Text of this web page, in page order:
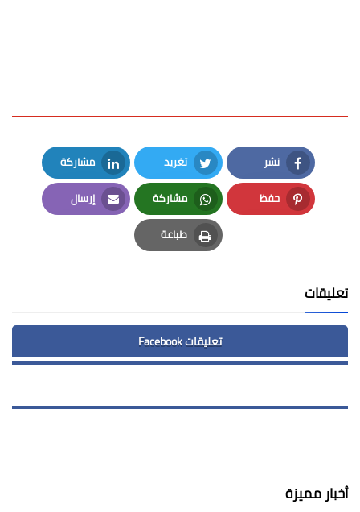
نشر
Facebook
تغريد
Twitter
مشاركة
LinkedIn
حفظ
Pinterest
مشاركة
Whatsapp
إرسال
Email
طباعة
Print
تعليقات
تعليقات Facebook
أخبار مميزة